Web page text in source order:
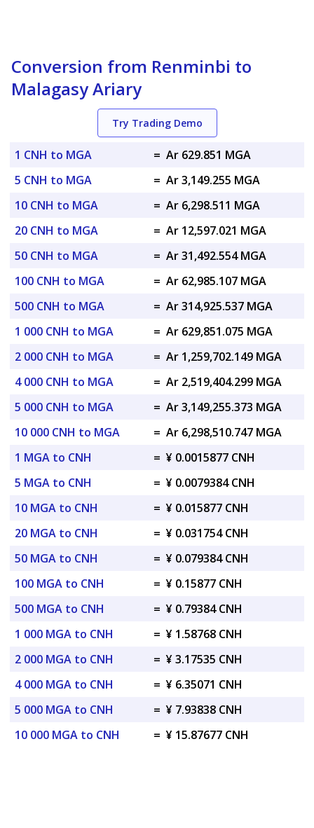
Conversion from Renminbi to
Malagasy Ariary
Try Trading Demo
1 CNH to MGA = Ar 629.851 MGA
5 CNH to MGA
= Ar 3,149.255 MGA
10 CNH to MGA
= Ar 6,298.511 MGA
20 CNH to MGA
= Ar 12,597.021 MGA
50 CNH to MGA
= Ar 31,492.554 MGA
100 CNH to MGA
= Ar 62,985.107 MGA
500 CNH to MGA
= Ar 314,925.537 MGA
1 000 CNH to MGA
= Ar 629,851.075 MGA
2 000 CNH to MGA
= Ar 1,259,702.149 MGA
4 000 CNH to MGA
= Ar 2,519,404.299 MGA
5 000 CNH to MGA
= Ar 3,149,255.373 MGA
10 000 CNH to MGA
= Ar 6,298,510.747 MGA
1 MGA to CNH
= ¥ 0.0015877 CNH
5 MGA to CNH
= ¥ 0.0079384 CNH
10 MGA to CNH
= ¥ 0.015877 CNH
20 MGA to CNH
= ¥ 0.031754 CNH
50 MGA to CNH
= ¥ 0.079384 CNH
100 MGA to CNH
= ¥ 0.15877 CNH
500 MGA to CNH
= ¥ 0.79384 CNH
1 000 MGA to CNH
= ¥ 1.58768 CNH
2 000 MGA to CNH
= ¥ 3.17535 CNH
4 000 MGA to CNH
= ¥ 6.35071 CNH
5 000 MGA to CNH
= ¥ 7.93838 CNH
10 000 MGA to CNH
= ¥ 15.87677 CNH